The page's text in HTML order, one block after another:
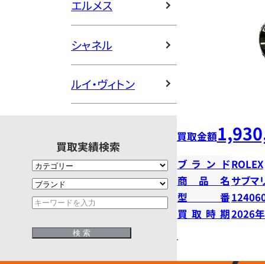
エルメス
シャネル
ルイ・ヴィトン
買取実績検索
買取金額
ブランドROLEX
商品名 サブマ
型番
買取時期2026